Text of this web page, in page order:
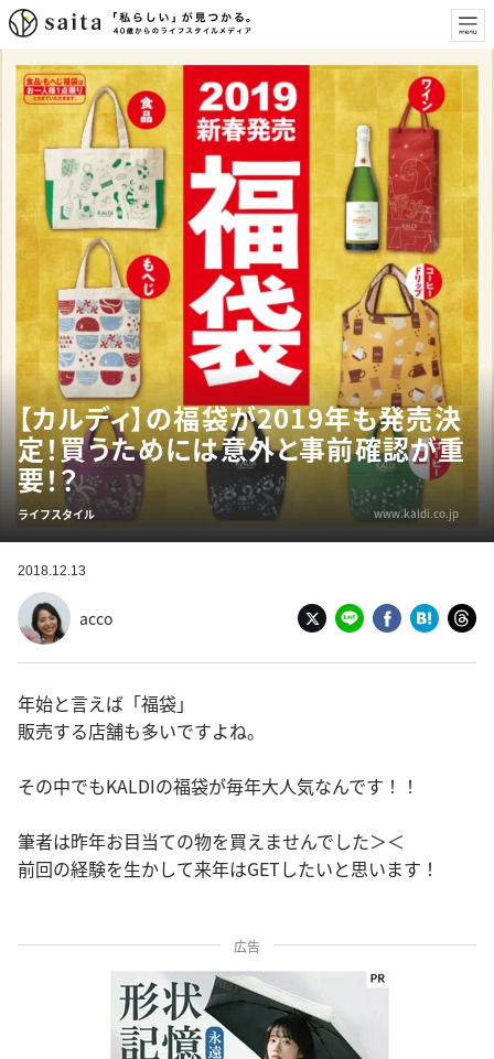
【カルディ】の福袋が2019年も発売決
定！買うためには意外と事前確認が重
要！？
ライフスタイル www.kaldi.co.jp
2018.12.13
acco
年始と言えば「福袋」
販売する店舗も多いですよね。
その中でもKALDIの福袋が毎年大人気なんです！！
筆者は昨年お目当ての物を買えませんでした＞＜
前回の経験を生かして来年はGETしたいと思います！
広告